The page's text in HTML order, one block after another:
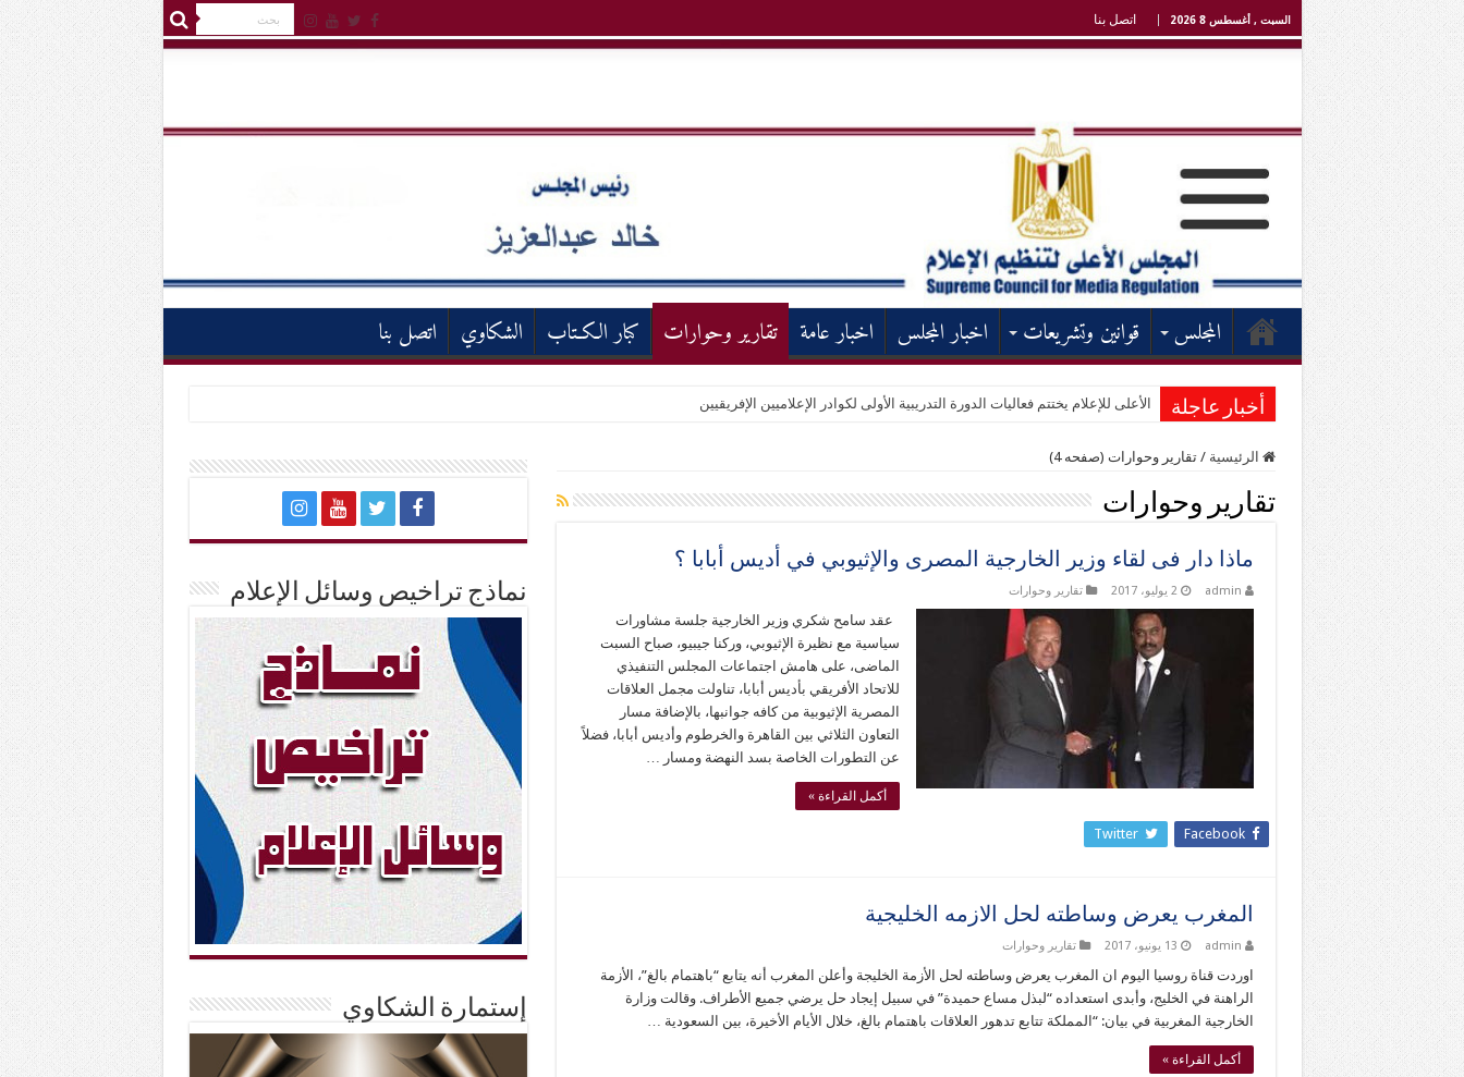
السبت , أغسطس 8 2026 اتصل بنا
المجلس قوانين وتشريعات اخبار المجلس اخبار عامة تقارير وحوارات كبار الكـتاب الشكاوي اتصل بنا
أخبار عاجلة الأعلى للإعلام يختتم فعاليات الدورة التدريبية الأولى لكوادر الإعلاميين الإفريقيين
الرئيسية / تقارير وحوارات (صفحه 4)
تقارير وحوارات
ماذا دار فى لقاء وزير الخارجية المصرى والإثيوبي في أديس أبابا ؟
admin 2 يوليو، 2017 تقارير وحوارات
عقد سامح شكري وزير الخارجية جلسة مشاورات
سياسية مع نظيرة الإثيوبي، وركنا جيبيو، صباح السبت
الماضى، على هامش اجتماعات المجلس التنفيذي
للاتحاد الأفريقي بأديس أبابا، تناولت مجمل العلاقات
المصرية الإثيوبية من كافه جوانبها، بالإضافة مسار
التعاون الثلاثي بين القاهرة والخرطوم وأديس أبابا، فضلاً
عن التطورات الخاصة بسد النهضة ومسار …
أكمل القراءة »
Facebook
Twitter
المغرب يعرض وساطته لحل الازمه الخليجية
admin 13 يونيو، 2017 تقارير وحوارات
اوردت قناة روسيا اليوم ان المغرب يعرض وساطته لحل الأزمة الخليجة وأعلن المغرب أنه يتابع “باهتمام بالغ”، الأزمة
الراهنة في الخليج، وأبدى استعداده “لبذل مساع حميدة” في سبيل إيجاد حل يرضي جميع الأطراف. وقالت وزارة
الخارجية المغربية في بيان: “المملكة تتابع تدهور العلاقات باهتمام بالغ، خلال الأيام الأخيرة، بين السعودية …
أكمل القراءة »
نماذج تراخيص وسائل الإعلام
إستمارة الشكاوي